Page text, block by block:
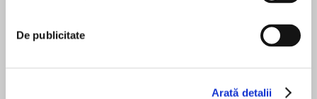
De publicitate
Arată detalii
What Stella really wants is to find love. She
of love. What she found beside her in bed that